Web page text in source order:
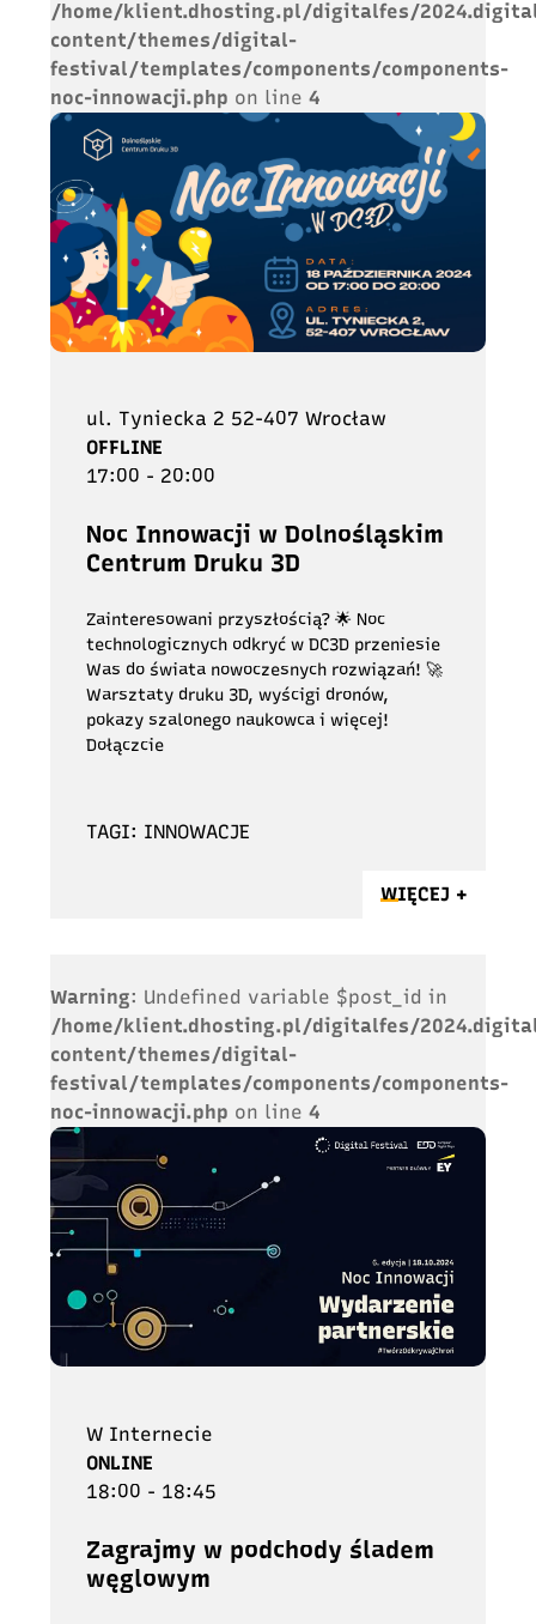
/home/klient.dhosting.pl/digitalfes/
content/themes/digital-
festival/templates/components/components-
noc-innowacji.php on line 4
ul. Tyniecka 2 52-407 Wrocław
OFFLINE
17:00 - 20:00
Noc Innowacji w Dolnośląskim
Centrum Druku 3D
Zainteresowani przyszłością? 🌟 Noc
technologicznych odkryć w DC3D przeniesie
Was do świata nowoczesnych rozwiązań! 🚀
Warsztaty druku 3D, wyścigi dronów,
pokazy szalonego naukowca i więcej!
Dołączcie
TAGI: INNOWACJE
WIĘCEJ +
Warning: Undefined variable $post_id in
/home/klient.dhosting.pl/digitalfes/
content/themes/digital-
festival/templates/components/components-
noc-innowacji.php on line 4
W Internecie
ONLINE
18:00 - 18:45
Zagrajmy w podchody śladem
węglowym